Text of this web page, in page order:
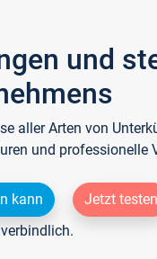
und
aller Arten von
und
kann
Jetzt testen